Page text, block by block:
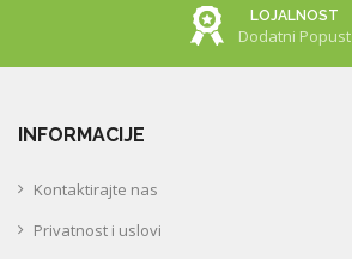
LOJALNOST
Dodatni Popust
INFORMACIJE
Kontaktirajte nas
Privatnost i uslovi